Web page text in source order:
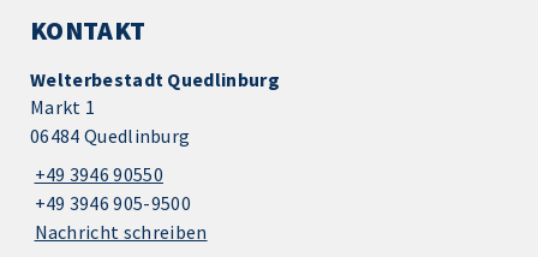
KONTAKT
Welterbestadt Quedlinburg
Markt 1
06484 Quedlinburg
+49 3946 90550
+49 3946 905-9500
Nachricht schreiben